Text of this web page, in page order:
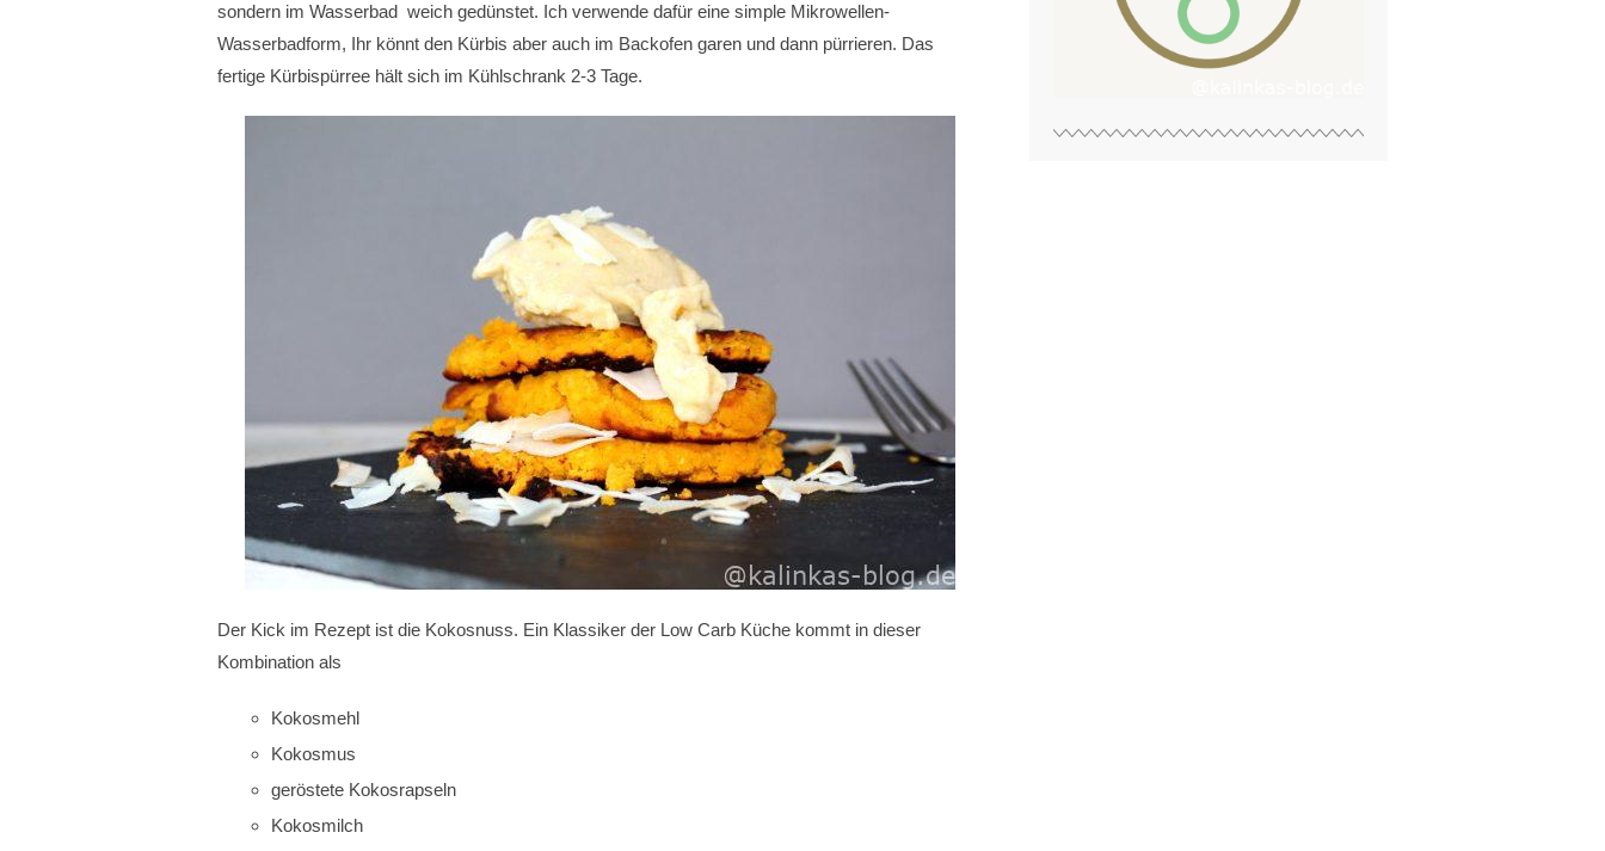
sondern im Wasserbad weich gedünstet. Ich verwende dafür eine simple Mikrowellen-
Wasserbadform, Ihr könnt den Kürbis aber auch im Backofen garen und dann pürrieren. Das
fertige Kürbispürree hält sich im Kühlschrank 2-3 Tage.
Der Kick im Rezept ist die Kokosnuss. Ein Klassiker der Low Carb Küche kommt in dieser
Kombination als
Kokosmehl
Kokosmus
geröstete Kokosrapseln
Kokosmilch